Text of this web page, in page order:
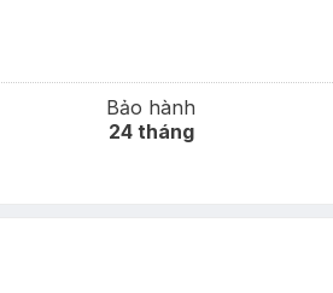
Bảo hành
24 tháng